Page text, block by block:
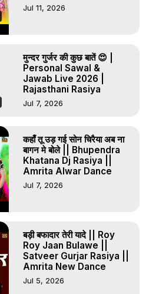
Jul 11, 2026
मुन्दर गुर्जर की कुछ बातें 😍 |
Personal Sawal &
Jawab Live 2026 |
Rajasthani Rasiya
Jul 7, 2026
कहाँ तू उड़ गई सोन चिरैया अब ना
बागन मे बोले || Bhupendra
Khatana Dj Rasiya ||
Amrita Alwar Dance
Jul 7, 2026
बड़ी बफादार तेरी यादे || Roy
Roy Jaan Bulawe ||
Satveer Gurjar Rasiya ||
Amrita New Dance
Jul 5, 2026